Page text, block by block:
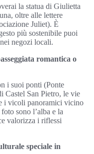
la statua di Giulietta
oltre alle lettere
Juliet). È
più sostenibile puoi
negozi locali.
romantica o
i suoi ponti (Ponte
Castel San Pietro, le vie
i vicoli panoramici vicino
sono l’alba e la
valorizza i riflessi
speciale in